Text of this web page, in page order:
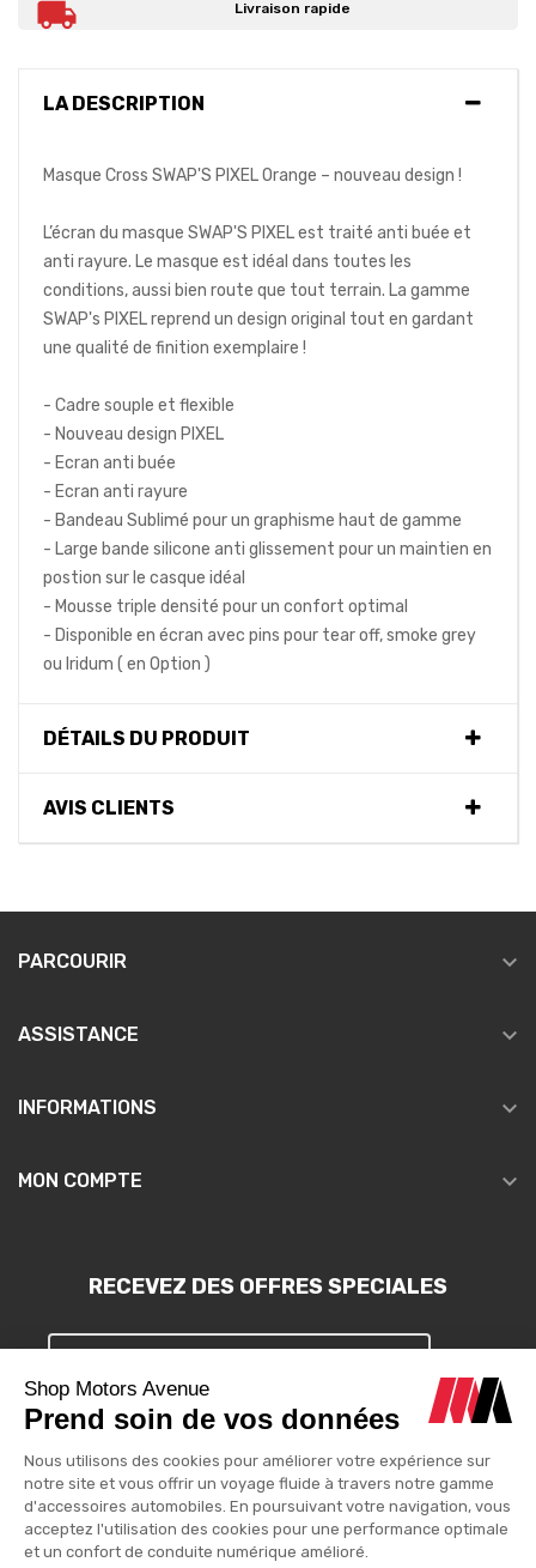
Livraison rapide
LA DESCRIPTION
Masque Cross SWAP'S PIXEL Orange – nouveau design !
L’écran du masque SWAP'S PIXEL est traité anti buée et
anti rayure. Le masque est idéal dans toutes les
conditions, aussi bien route que tout terrain. La gamme
SWAP's PIXEL reprend un design original tout en gardant
une qualité de finition exemplaire !
- Cadre souple et flexible
- Nouveau design PIXEL
- Ecran anti buée
- Ecran anti rayure
- Bandeau Sublimé pour un graphisme haut de gamme
- Large bande silicone anti glissement pour un maintien en
postion sur le casque idéal
- Mousse triple densité pour un confort optimal
- Disponible en écran avec pins pour tear off, smoke grey
ou Iridum ( en Option )
DÉTAILS DU PRODUIT
AVIS CLIENTS
PARCOURIR 
ASSISTANCE 
INFORMATIONS 
MON COMPTE 
RECEVEZ DES OFFRES SPECIALES
Vous pouvez vous désinscrire à tout moment. Vous trouverez pour
cela nos informations de contact dans les conditions d'utilisation
du site.